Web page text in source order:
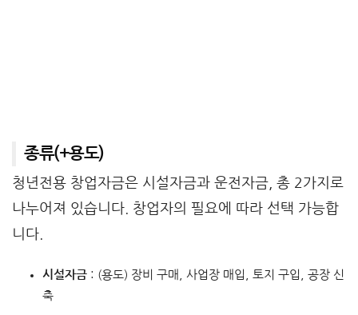
종류(+용도)
청년전용 창업자금은 시설자금과 운전자금, 총 2가지로
나누어져 있습니다. 창업자의 필요에 따라 선택 가능합
니다.
시설자금: (용도) 장비 구매, 사업장 매입, 토지 구입, 공장 신
축